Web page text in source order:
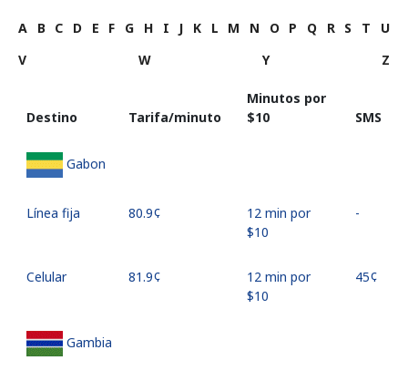
A B C D E F G H I J K L M N O P Q R S T
U
V
W Y Z
Destino Tarifa/minuto
Minutos por
⁦$10⁩
SMS
Gabon
Línea fija ⁦80.9¢⁩
12 min por
⁦$10⁩
-
Celular ⁦81.9¢⁩
12 min por
⁦$10⁩
⁦45¢⁩
Gambia